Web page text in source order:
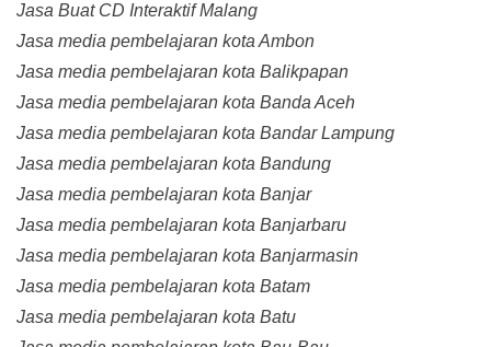
Jasa Buat CD Interaktif Malang
Jasa media pembelajaran kota Ambon
Jasa media pembelajaran kota Balikpapan
Jasa media pembelajaran kota Banda Aceh
Jasa media pembelajaran kota Bandar Lampung
Jasa media pembelajaran kota Bandung
Jasa media pembelajaran kota Banjar
Jasa media pembelajaran kota Banjarbaru
Jasa media pembelajaran kota Banjarmasin
Jasa media pembelajaran kota Batam
Jasa media pembelajaran kota Batu